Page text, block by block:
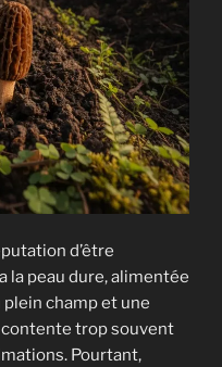
d’être
la peau dure, alimentée
plein champ et une
trop souvent
Pourtant,